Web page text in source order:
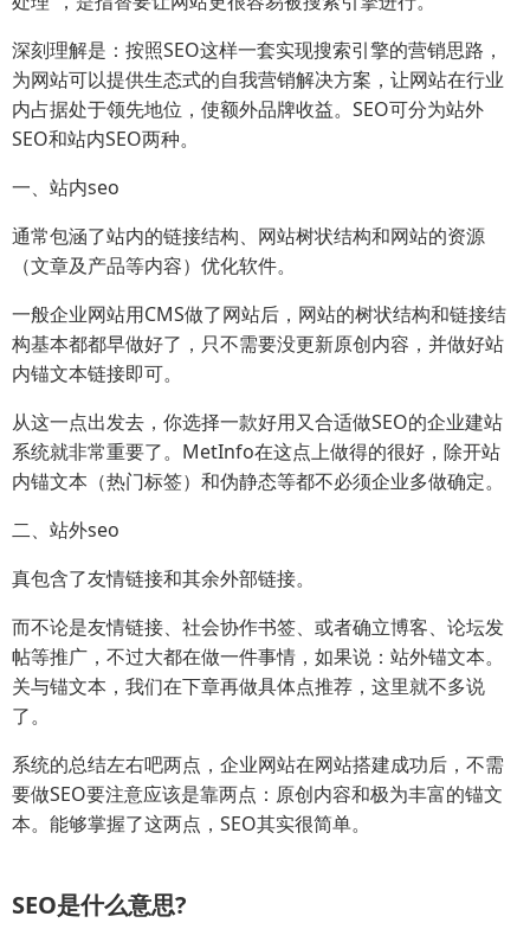
深刻理解是：按照SEO这样一套实现搜索引擎的营销思路，
为网站可以提供生态式的自我营销解决方案，让网站在行业
内占据处于领先地位，使额外品牌收益。SEO可分为站外
SEO和站内SEO两种。
一、站内seo
通常包涵了站内的链接结构、网站树状结构和网站的资源
（文章及产品等内容）优化软件。
一般企业网站用CMS做了网站后，网站的树状结构和链接结
构基本都都早做好了，只不需要没更新原创内容，并做好站
内锚文本链接即可。
从这一点出发去，你选择一款好用又合适做SEO的企业建站
系统就非常重要了。MetInfo在这点上做得的很好，除开站
内锚文本（热门标签）和伪静态等都不必须企业多做确定。
二、站外seo
真包含了友情链接和其余外部链接。
而不论是友情链接、社会协作书签、或者确立博客、论坛发
帖等推广，不过大都在做一件事情，如果说：站外锚文本。
关与锚文本，我们在下章再做具体点推荐，这里就不多说
了。
系统的总结左右吧两点，企业网站在网站搭建成功后，不需
要做SEO要注意应该是靠两点：原创内容和极为丰富的锚文
本。能够掌握了这两点，SEO其实很简单。
SEO是什么意思?